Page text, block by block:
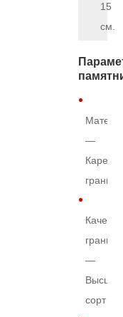
15
см.
—
гранит
гранита
—
Высший
сорт